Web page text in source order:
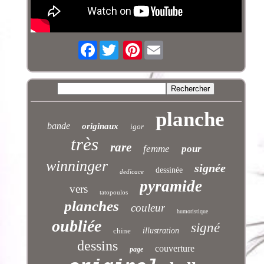
Facebook Pinterest
bande originaux igor planche
très rare femme pour
winninger dedicace dessinée signée
vers tatopoulos pyramide
planches couleur humoristique
oubliée chine illustration signé
dessins page couverture